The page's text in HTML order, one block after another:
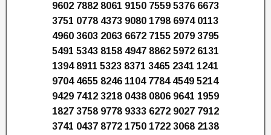
9602 7882 8061 9150 7559 5376 6673
3751 0778 4373 9080 1798 6974 0113
4960 3603 2063 6672 7155 2079 3795
5491 5343 8158 4947 8862 5972 6131
1394 8911 5323 8371 3465 2341 1241
9704 4655 8246 1104 7784 4549 5214
9429 7412 3218 0438 0806 9641 1959
1827 3758 9778 9333 6272 9027 7912
3741 0437 8772 1750 1722 3068 2138